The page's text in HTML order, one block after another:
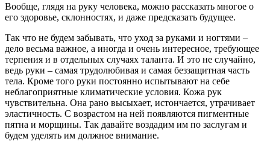
Вообще, глядя на руку человека, можно рассказать многое о
его здоровье, склонностях, и даже предсказать будущее.
Так что не будем забывать, что уход за руками и ногтями –
дело весьма важное, а иногда и очень интересное, требующее
терпения и в отдельных случаях таланта. И это не случайно,
ведь руки – самая трудолюбивая и самая беззащитная часть
тела. Кроме того руки постоянно испытывают на себе
неблагоприятные климатические условия. Кожа рук
чувствительна. Она рано высыхает, истончается, утрачивает
эластичность. С возрастом на ней появляются пигментные
пятна и морщины. Так давайте воздадим им по заслугам и
будем уделять им должное внимание.